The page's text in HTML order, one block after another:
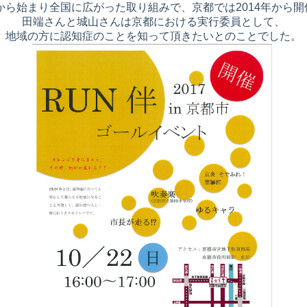
ら始まり全国に広がった取り組みで、京都では2014年から開
田端さんと城山さんは京都における実行委員として、
地域の方に認知症のことを知って頂きたいとのことでした。